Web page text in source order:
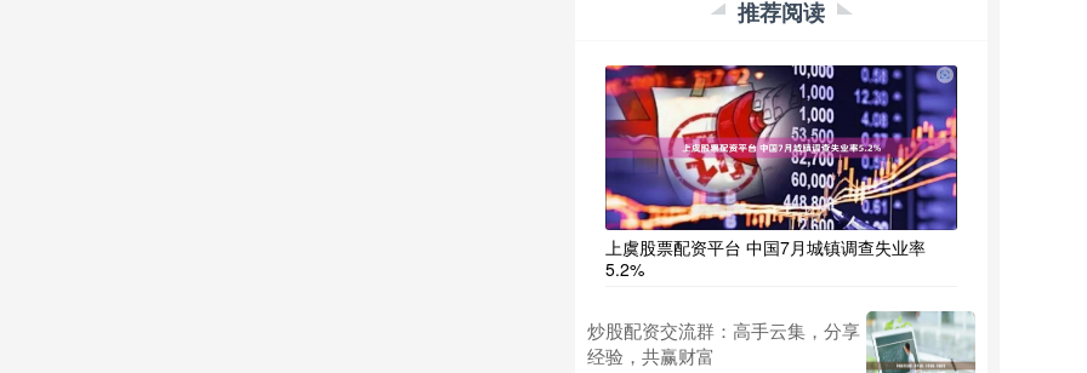
推荐阅读
上虞股票配资平台 中国7月城镇调查失业率
5.2%
炒股配资交流群：高手云集，分享
经验，共赢财富